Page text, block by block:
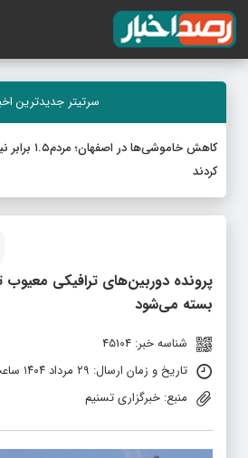
سرتیتر جدیدترین
کاهش
کردند
پرونده دوربین‌های ترافیکی معیوب
بسته می‌شود
شناسه خبر: 45104
تاریخ و زمان ارسال: ۲۹ مرداد ۱۴۰۴ ساعت ۷:۱۰
منبع: خبرگزاری تسنیم